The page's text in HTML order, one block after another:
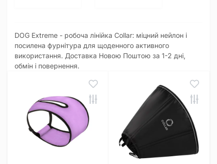
DOG Extreme - робоча лінійка Collar: міцний нейлон і
посилена фурнітура для щоденного активного
використання. Доставка Новою Поштою за 1-2 дні,
обмін і повернення.